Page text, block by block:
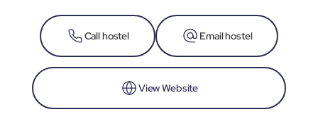
Call hostel Email hostel
View Website